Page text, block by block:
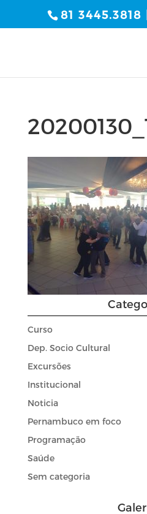
81
Curso
Dep. Socio Cultural
Excursões
Institucional
Noticia
Pernambuco em foco
Programação
Saúde
Sem categoria